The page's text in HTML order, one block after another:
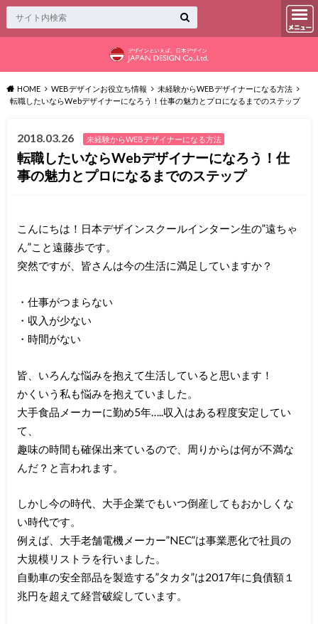
HOME WEBデザインお役立ち情報
未経験からWEBデザイナーになる方法
転職したいならWebデザイナーになろう！仕事の魅力とプロになるまでのステップ
2018.03.26 未経験からWEBデザイナーになる方法
転職したいならWebデザイナーになろう！仕
事の魅力とプロになるまでのステップ
こんにちは！日本デザインスクールインターン生の”遠ちゃ
ん”こと遠藤歩です。
突然ですが、皆さんは今の生活に満足していますか？
・仕事がつまらない
・収入が少ない
・時間がない
皆、いろんな悩みを抱えて生活していると思います！
かくいう私も悩みを抱えていました。
大手食品メーカーに勤め5年…..収入はある程度安定してい
て、
趣味の時間も確保出来ているので、周りからは何が不満な
んだ？と言われます。
しかし今の時代、大手企業でもいつ倒産してもおかしくな
い時代です。
例えば、大手老舗電機メーカー”NEC”は事業悪化で社員の
大規模リストラを行いました。
自動車の安全部品を製造する”タカタ”は2017年に負債額１
兆円を超えて経営破綻しています。